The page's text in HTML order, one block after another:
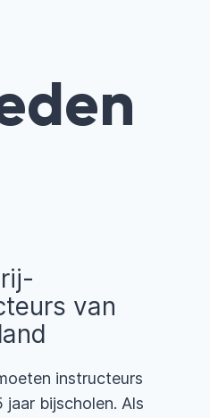
van
instructeurs
jaar bijscholen. Als